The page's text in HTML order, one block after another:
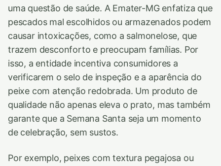
uma questão de saúde. A Emater-MG enfatiza que
pescados mal escolhidos ou armazenados podem
causar intoxicações, como a salmonelose, que
trazem desconforto e preocupam famílias. Por
isso, a entidade incentiva consumidores a
verificarem o selo de inspeção e a aparência do
peixe com atenção redobrada. Um produto de
qualidade não apenas eleva o prato, mas também
garante que a Semana Santa seja um momento
de celebração, sem sustos.
Por exemplo, peixes com textura pegajosa ou